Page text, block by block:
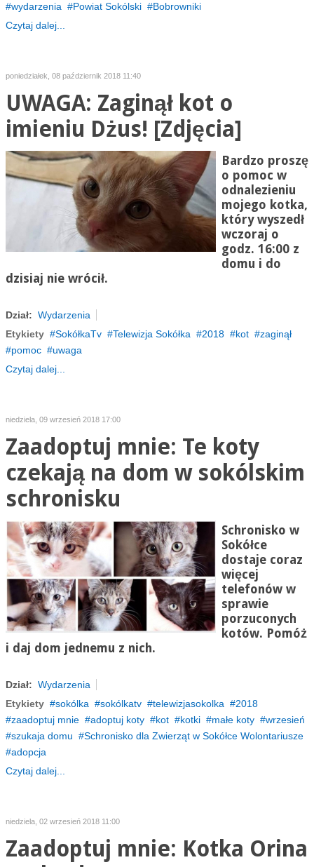
wydarzenia
Powiat Sokólski
Bobrowniki
Czytaj dalej...
poniedziałek, 08 październik 2018 11:40
UWAGA: Zaginął kot o
imieniu Dżus! [Zdjęcia]
Bardzo proszę
o pomoc w
odnalezieniu
mojego kotka,
który wyszedł
wczoraj o
godz. 16:00 z
domu i do
dzisiaj nie wrócił.
Dział: Wydarzenia
Etykiety
SokółkaTv Telewizja Sokółka 2018 kot
zaginął
pomoc
uwaga
Czytaj dalej...
niedziela, 09 wrzesień 2018 17:00
Zaadoptuj mnie: Te koty
czekają na dom w sokólskim
schronisku
Schronisko w
Sokółce
dostaje coraz
więcej
telefonów w
sprawie
porzuconych
kotów. Pomóż
i daj dom jednemu z nich.
Dział: Wydarzenia
Etykiety
sokólka sokólkatv telewizjasokolka
2018
zaadoptuj mnie
adoptuj koty kot kotki małe koty
wrzesień
szukaja domu
Schronisko dla Zwierząt w Sokółce Wolontariusze
adopcja
Czytaj dalej...
niedziela, 02 wrzesień 2018 11:00
Zaadoptuj mnie: Kotka Orina